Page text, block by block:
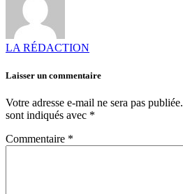
LA RÉDACTION
Laisser un commentaire
Votre adresse e-mail ne sera pas publiée.
sont indiqués avec *
Commentaire *